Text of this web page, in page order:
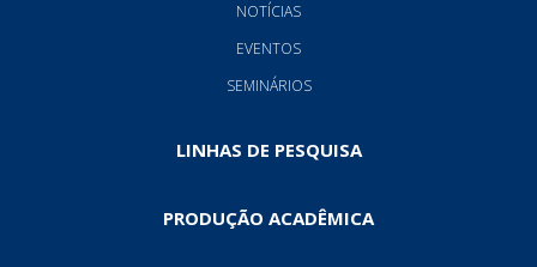
NOTÍCIAS
EVENTOS
SEMINÁRIOS
LINHAS DE PESQUISA
PRODUÇÃO ACADÊMICA